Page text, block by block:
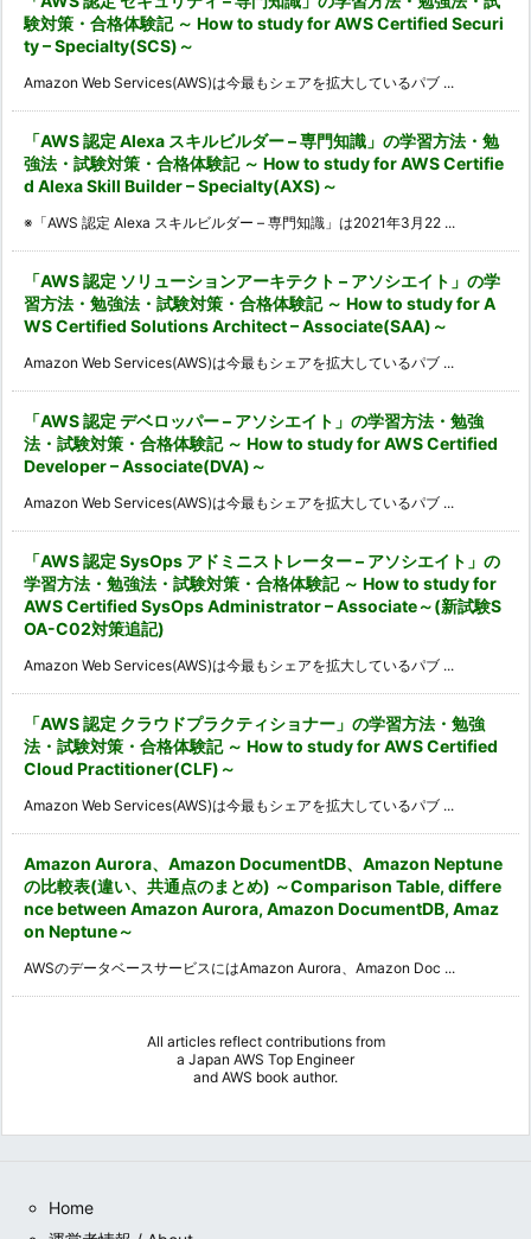
験対策・合格体験記 ～ How to study for AWS Certified Securi
ty – Specialty(SCS)～
Amazon Web Services(AWS)は今最もシェアを拡大しているパブ ...
「AWS 認定 Alexa スキルビルダー – 専門知識」の学習方法・勉
強法・試験対策・合格体験記 ～ How to study for AWS Certifie
d Alexa Skill Builder – Specialty(AXS)～
※「AWS 認定 Alexa スキルビルダー – 専門知識」は2021年3月22 ...
「AWS 認定 ソリューションアーキテクト – アソシエイト」の学
習方法・勉強法・試験対策・合格体験記 ～ How to study for A
WS Certified Solutions Architect – Associate(SAA)～
Amazon Web Services(AWS)は今最もシェアを拡大しているパブ ...
「AWS 認定 デベロッパー – アソシエイト」の学習方法・勉強
法・試験対策・合格体験記 ～ How to study for AWS Certified
Developer – Associate(DVA)～
Amazon Web Services(AWS)は今最もシェアを拡大しているパブ ...
「AWS 認定 SysOps アドミニストレーター – アソシエイト」の
学習方法・勉強法・試験対策・合格体験記 ～ How to study for
AWS Certified SysOps Administrator – Associate～(新試験S
OA-C02対策追記)
Amazon Web Services(AWS)は今最もシェアを拡大しているパブ ...
「AWS 認定 クラウドプラクティショナー」の学習方法・勉強
法・試験対策・合格体験記 ～ How to study for AWS Certified
Cloud Practitioner(CLF)～
Amazon Web Services(AWS)は今最もシェアを拡大しているパブ ...
Amazon Aurora、Amazon DocumentDB、Amazon Neptune
の比較表(違い、共通点のまとめ) ～Comparison Table, differe
nce between Amazon Aurora, Amazon DocumentDB, Amaz
on Neptune～
AWSのデータベースサービスにはAmazon Aurora、Amazon Doc ...
All articles reflect contributions from
a Japan AWS Top Engineer
and AWS book author.
Home